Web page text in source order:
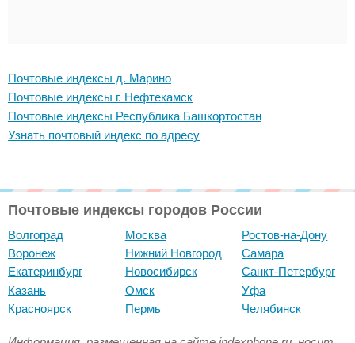
Почтовые индексы д. Марино
Почтовые индексы г. Нефтекамск
Почтовые индексы Республика Башкортостан
Узнать почтовый индекс по адресу
Почтовые индексы городов России
Волгоград
Воронеж
Екатеринбург
Казань
Красноярск
Москва
Нижний Новгород
Новосибирск
Омск
Пермь
Ростов-на-Дону
Самара
Санкт-Петербург
Уфа
Челябинск